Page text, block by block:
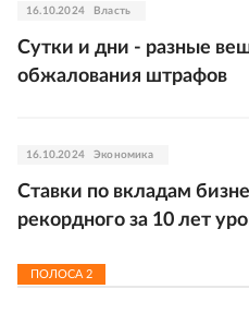
16.10.2024 Власть
Сутки и дни - разные
обжалования штрафов
16.10.2024 Экономика
Ставки по вкладам
рекордного за 10 лет
ПОЛОСА2